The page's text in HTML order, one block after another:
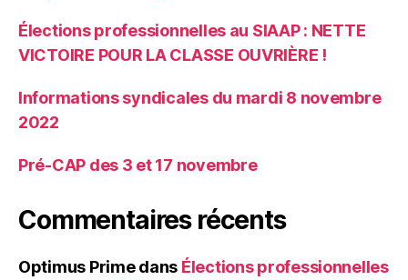
Élections professionnelles au SIAAP : NETTE
VICTOIRE POUR LA CLASSE OUVRIÈRE !
Informations syndicales du mardi 8 novembre
2022
Pré-CAP des 3 et 17 novembre
Commentaires récents
Optimus Primedans Élections professionnelles